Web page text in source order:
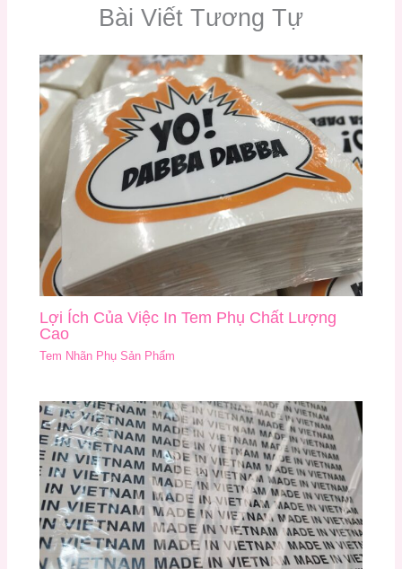
Bài Viết Tương Tự
Lợi Ích Của Việc In Tem Phụ Chất Lượng
Cao
Tem Nhãn Phụ Sản Phẩm